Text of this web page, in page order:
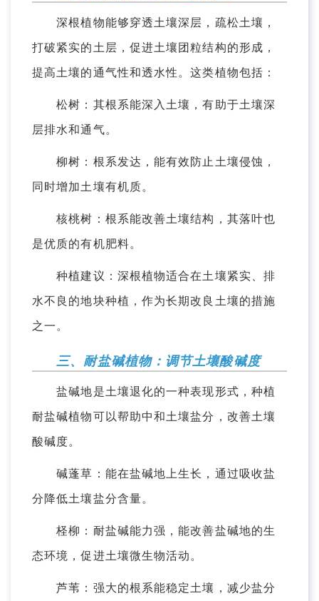
深根植物能够穿透土壤深层，疏松土壤，
打破紧实的土层，促进土壤团粒结构的形成，
提高土壤的通气性和透水性。这类植物包括：
松树：其根系能深入土壤，有助于土壤深
层排水和通气。
柳树：根系发达，能有效防止土壤侵蚀，
同时增加土壤有机质。
核桃树：根系能改善土壤结构，其落叶也
是优质的有机肥料。
种植建议：深根植物适合在土壤紧实、排
水不良的地块种植，作为长期改良土壤的措施
之一。
三、耐盐碱植物：调节土壤酸碱度
盐碱地是土壤退化的一种表现形式，种植
耐盐碱植物可以帮助中和土壤盐分，改善土壤
酸碱度。
碱蓬草：能在盐碱地上生长，通过吸收盐
分降低土壤盐分含量。
柽柳：耐盐碱能力强，能改善盐碱地的生
态环境，促进土壤微生物活动。
芦苇：强大的根系能稳定土壤，减少盐分